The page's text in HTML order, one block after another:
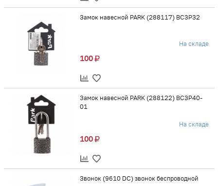
Замок навесной PARK (288117) ВС3Р32
На складе
100
Замок навесной PARK (288122) ВС3Р40-
01
На складе
100
Звонок (9610 DC) звонок беспроводной